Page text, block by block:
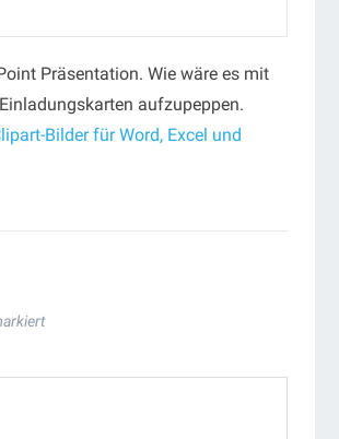
Präsentation. Wie wäre es mit
aufzupeppen.
Bilder für Word, Excel und